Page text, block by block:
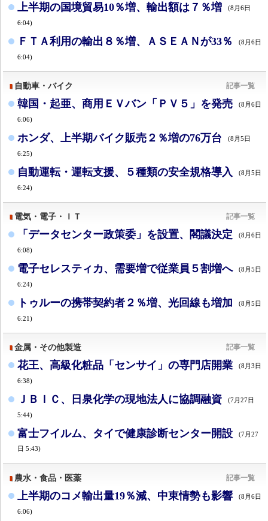
上半期の国境貿易10％増、輸出額は７％増 (8月6日
6:04)
ＦＴＡ利用の輸出８％増、ＡＳＥＡＮが33％ (8月6日
6:04)
自動車・バイク 記事一覧
韓国・起亜、商用ＥＶバン「ＰＶ５」を発売 (8月6日
6:06)
ホンダ、上半期バイク販売２％増の76万台 (8月5日
6:25)
自動運転・運転支援、５種類の安全規格導入 (8月5日
6:24)
電気・電子・ＩＴ 記事一覧
「データセンター政策委」を設置、閣議決定 (8月6日
6:08)
電子セレスティカ、需要増で従業員５割増へ (8月5日
6:24)
トゥルーの携帯契約者２％増、光回線も増加 (8月5日
6:21)
金属・その他製造 記事一覧
花王、高級化粧品「センサイ」の専門店開業 (8月3日
6:38)
ＪＢＩＣ、日泉化学の現地法人に協調融資 (7月27日
5:44)
富士フイルム、タイで健康診断センター開設
(7月27
日 5:43)
農水・食品・医薬 記事一覧
上半期のコメ輸出量19％減、中東情勢も影響 (8月6日
6:06)